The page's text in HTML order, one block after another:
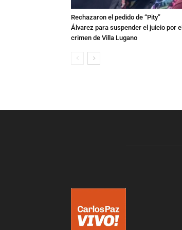
Rechazaron el pedido de “Pity”
Álvarez para suspender el juicio por el
crimen de Villa Lugano